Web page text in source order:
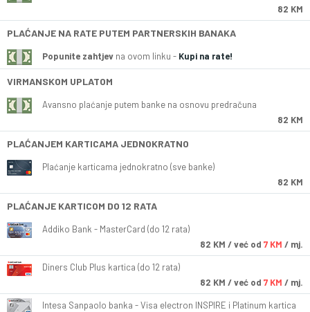
82 KM
PLAĆANJE NA RATE PUTEM PARTNERSKIH BANAKA
Popunite zahtjev na ovom linku - Kupi na rate!
VIRMANSKOM UPLATOM
Avansno plaćanje putem banke na osnovu predračuna
82 KM
PLAĆANJEM KARTICAMA JEDNOKRATNO
Plaćanje karticama jednokratno (sve banke)
82 KM
PLAĆANJE KARTICOM DO 12 RATA
Addiko Bank - MasterCard (do 12 rata)
82 KM / već od 7 KM / mj.
Diners Club Plus kartica (do 12 rata)
82 KM / već od 7 KM / mj.
Intesa Sanpaolo banka - Visa electron INSPIRE i Platinum kartica